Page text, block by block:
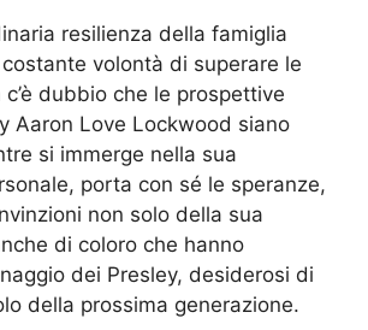
resilienza della famiglia
volontà di superare le
dubbio che le prospettive
Aaron Love Lockwood siano
si immerge nella sua
porta con sé le speranze,
non solo della sua
di coloro che hanno
dei Presley, desiderosi di
della prossima generazione.